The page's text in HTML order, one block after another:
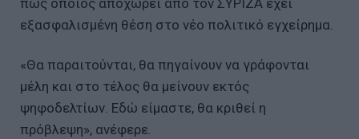
πως όποιος αποχωρεί από τον ΣΥΡΙΖΑ έχει
εξασφαλισμένη θέση στο νέο πολιτικό εγχείρημα.
«Θα παραιτούνται, θα πηγαίνουν να γράφονται
μέλη και στο τέλος θα μείνουν εκτός
ψηφοδελτίων. Εδώ είμαστε, θα κριθεί η
πρόβλεψη», ανέφερε.